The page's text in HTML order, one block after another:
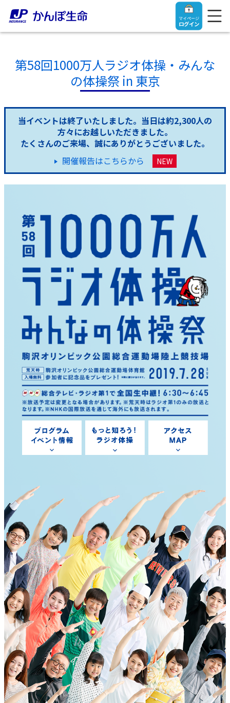
マイページ
ログイン
ご契約者さま
ご契約者さま
マイページログイン
入院保険金・手術保険金のご請求
お手続き一覧
きっかけ・できごとから探す
マイページでできること
新規登録
ログイン
各種サービス・お知らせ
かんぽプラチナライフサービス
ご契約のしおり・約款（Web約款）
保険用語集
お問い合わせ
保険をご検討中のお客さま
保険をご検討中のお客さま
終身保険
養老保険
定期保険
学資保険
長寿支援保険
お見積りシミュレーション
資料請求
保険の探し方のポイント
保険かんたん診断
これからのライフイベントでかかる費用とは？
ご契約手続きの流れ
保険料のお払込方法
保険用語集
お問い合わせ
法人のお客さま
【まずはご相談ください】企業経営でお悩みの方はこ
ちら
法人のお客さま向け商品一覧
目的から探す
かんぽ生命の団体取扱い
法人向け資料請求
お問い合わせ先
お役立ち情報
かんぽのLifeサポートナビ
保険
医療
お金
子育て
ライフプラン
かんぽアプリ～かんぽの健康と安心を手のひらに～
すこやか健康ラボ
ラジオ体操・みんなの体操
ラジオ体操ポータルサイト
かんぽ生命について
かんぽ生命について
ご挨拶
経営理念・経営戦略
会社概要
財務情報
株主・投資家のみなさまへ
日本郵政グループとしての取り組み
採用情報
CM・オウンドメディア／ソーシャルメディア
かんぽブランド
かんぽ生命のサステナビリティ
お客さまの声／お客さまサービス向上の取組み
よくあるご質問
お問い合わせ
サステナビリティ
株主・投資家のみなさまへ
採用情報
第58回1000万人ラジオ体操・みんな
の体操祭 in 東京
当イベントは終了いたしました。当日は約2,300人の
方々にお越しいただきました。
たくさんのご来場、誠にありがとうございました。
開催報告はこちらから
NEW